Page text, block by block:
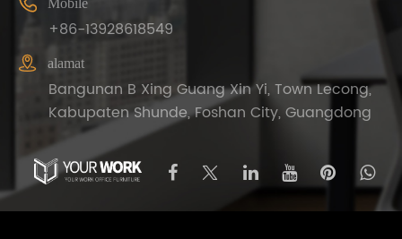
Mobile
+86-13928618549
 alamat
Bangunan B Xing Guang Xin Yi, Town Lecong,
Kabupaten Shunde, Foshan City, Guangdong